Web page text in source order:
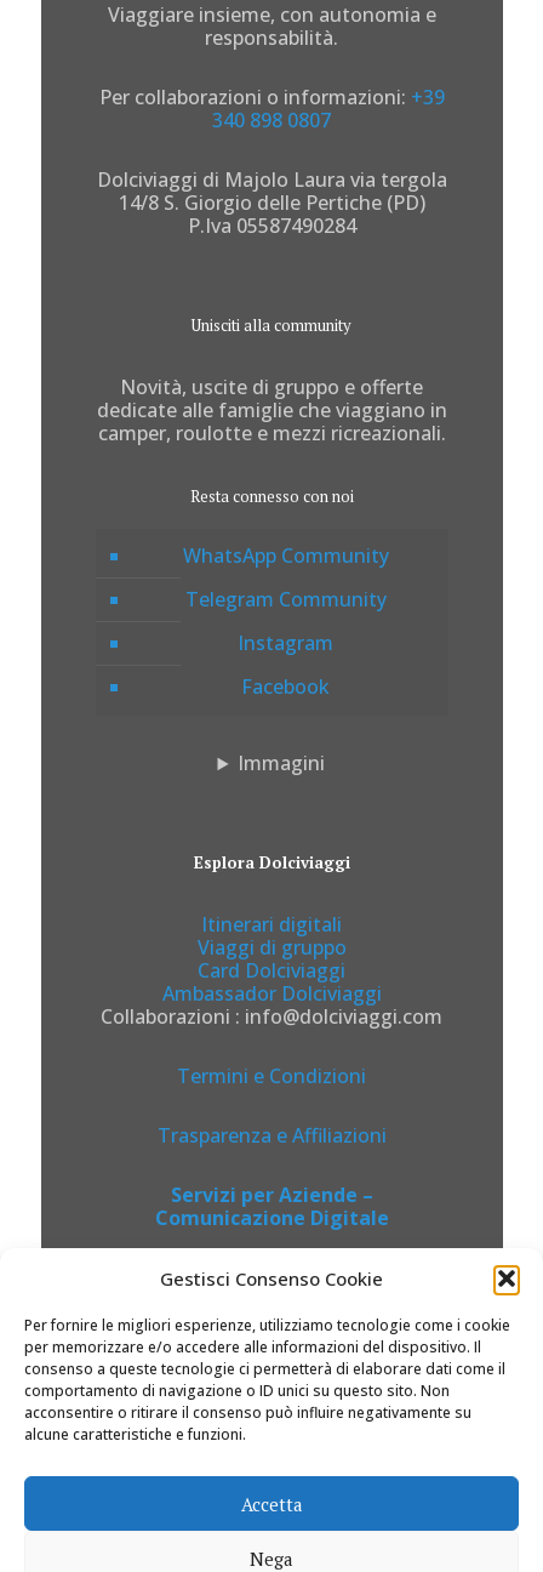
Gestisci Consenso Cookie
Per fornire le migliori esperienze, utilizziamo tecnologie come i cookie
per memorizzare e/o accedere alle informazioni del dispositivo. Il
consenso a queste tecnologie ci permetterà di elaborare dati come il
comportamento di navigazione o ID unici su questo sito. Non
acconsentire o ritirare il consenso può influire negativamente su
alcune caratteristiche e funzioni.
Accetta
Nega
Viaggiare insieme, con autonomia e
responsabilità.
Per collaborazioni o informazioni: +39
340 898 0807
Dolciviaggi di Majolo Laura via tergola
14/8 S. Giorgio delle Pertiche (PD)
P.Iva 05587490284
Unisciti alla community
Novità, uscite di gruppo e offerte
dedicate alle famiglie che viaggiano in
camper, roulotte e mezzi ricreazionali.
Resta connesso con noi
WhatsApp Community
Telegram Community
Instagram
Facebook
Immagini
Esplora Dolciviaggi
Itinerari digitali
Viaggi di gruppo
Card Dolciviaggi
Ambassador Dolciviaggi
Collaborazioni : info@dolciviaggi.com
Termini e Condizioni
Trasparenza e Affiliazioni
Servizi per Aziende –
Comunicazione Digitale